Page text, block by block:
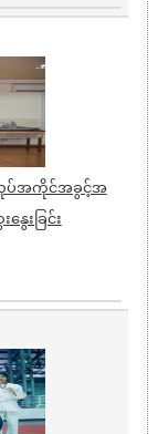
အလုပ်အကိုင်အခွင့်အ
းခြင်း